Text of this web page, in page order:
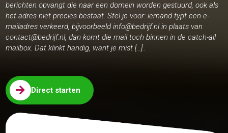
berichten opvangt die naar een domein worden gestuurd, ook als
het adres niet precies bestaat. Stel je voor: iemand typt een e-
mailadres verkeerd, bijvoorbeeld info@bedrijf.nl in plaats van
contact@bedrijf.nl, dan komt die mail toch binnen in de catch-all
mailbox. Dat klinkt handig, want je mist […]..
 Direct starten